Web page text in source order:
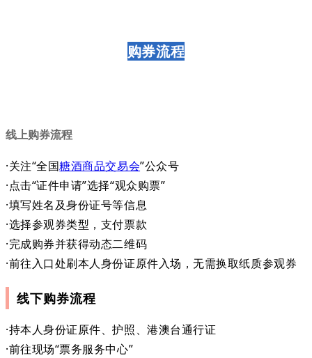
购券流程
线上购券流程
·关注“全国糖酒商品交易会”公众号
·点击“证件申请”选择“观众购票”
·填写姓名及身份证号等信息
·选择参观券类型，支付票款
·完成购券并获得动态二维码
·前往入口处刷本人身份证原件入场，无需换取纸质参观券
线下购券流程
·持本人身份证原件、护照、港澳台通行证
·前往现场“票务服务中心”